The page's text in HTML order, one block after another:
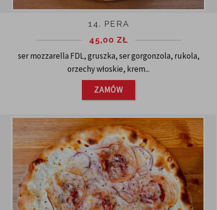
14. PERA
45,00 ZŁ
ser mozzarella FDL, gruszka, ser gorgonzola, rukola,
orzechy włoskie, krem...
ZAMÓW